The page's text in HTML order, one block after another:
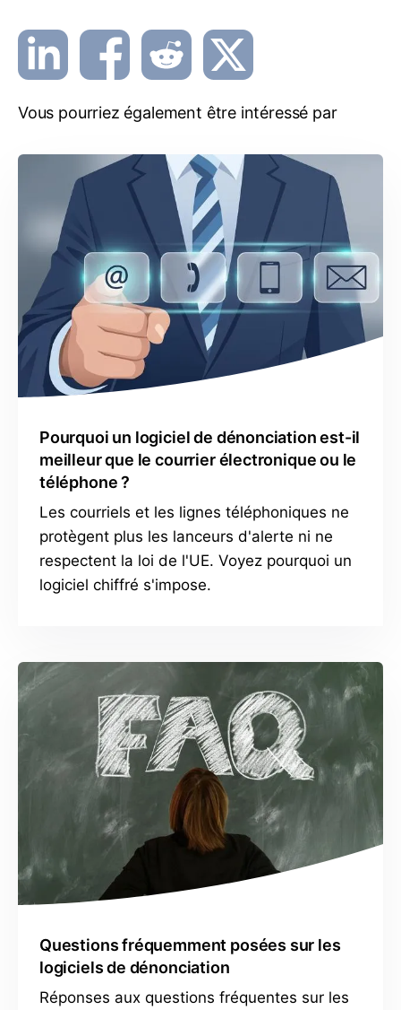
Vous pourriez également être intéressé par
Pourquoi un logiciel de dénonciation est-il
meilleur que le courrier électronique ou le
téléphone ?
Les courriels et les lignes téléphoniques ne
protègent plus les lanceurs d'alerte ni ne
respectent la loi de l'UE. Voyez pourquoi un
logiciel chiffré s'impose.
Questions fréquemment posées sur les
logiciels de dénonciation
Réponses aux questions fréquentes sur les